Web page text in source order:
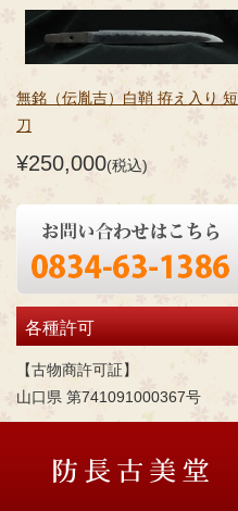
無銘（伝胤吉）白鞘 拵え入り 短
刀
¥250,000(税込)
各種許可
【古物商許可証】
山口県 第741091000367号